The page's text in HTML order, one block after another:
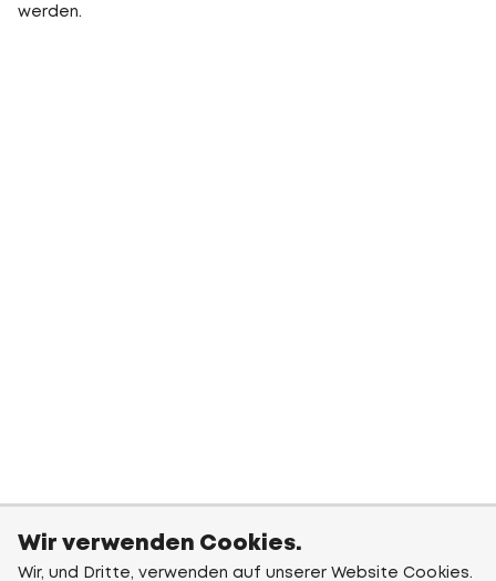
werden.
Wir verwenden Cookies.
Wir, und Dritte, verwenden auf unserer Website Cookies.